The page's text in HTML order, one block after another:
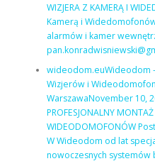
WIZJERA Z KAMERĄ I
Kamerą i
alarmów i kamer
wideodom.euWideodom
Wizjerów i
WarszawaNovember 10,
PROFESJONALNY
WIDEODOMOFONÓW
W Wideodom od lat
nowoczesnych